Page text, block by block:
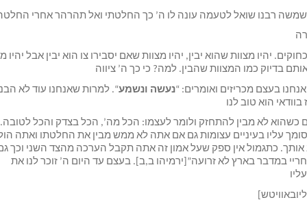
יהיו מצוות שהוא יבין, יהיו מצוות שאם יסבירו צו הוא יבין אבל יהיו
בעצם מכריזים ואומרים: “נעשה ונשמע“. למרות שאנחנו עוד לא
כשהוא לא מבין להתחזק ולומר לעצמו: הכל מה’, הכל בצדק והכל לטובה.
עליו בעיניים עצומות גם אם אתה לא ממש מבין את החלטתו ואתה
אותך. כתגמול אין ספק שעל אמון זה אתה תקבל הערכה מהצד השני וכך
במדבר בארץ לא זרועה”[ירמיהו ב,ב]. בעצם עד היום ה’ זוכר לנו את